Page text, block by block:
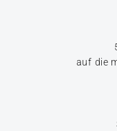
auf die